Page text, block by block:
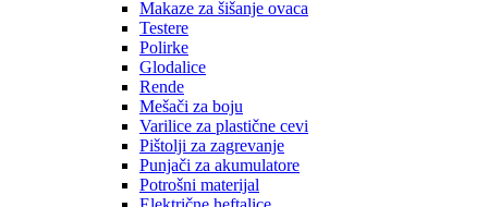
Makaze za šišanje ovaca
Testere
Polirke
Glodalice
Rende
Mešači za boju
Varilice za plastične cevi
Pištolji za zagrevanje
Punjači za akumulatore
Potrošni materijal